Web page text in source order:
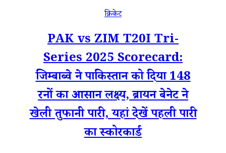
क्रिकेट
PAK vs ZIM T20I Tri-
Series 2025 Scorecard:
जिम्बाब्वे ने पाकिस्तान को दिया 148
रनों का आसान लक्ष्य, ब्रायन बेनेट ने
खेली तुफानी पारी, यहां देखें पहली पारी
का स्कोरकार्ड